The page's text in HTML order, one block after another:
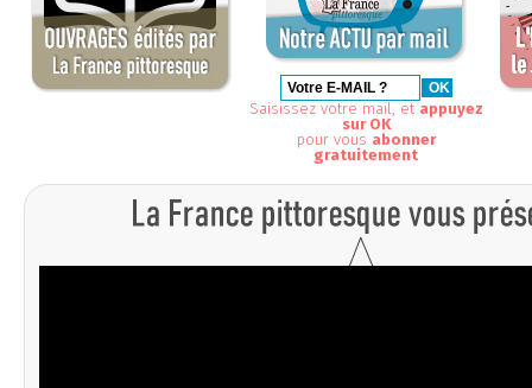
Saisissez votre mail, et appuyez
sur OK
pour vous abonner
gratuitement